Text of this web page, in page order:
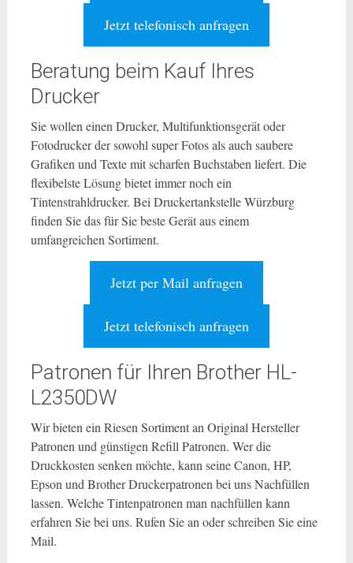
Jetzt telefonisch anfragen
Beratung beim Kauf Ihres
Drucker
Sie wollen einen Drucker, Multifunktionsgerät oder
Fotodrucker der sowohl super Fotos als auch saubere
Grafiken und Texte mit scharfen Buchstaben liefert. Die
flexibelste Lösung bietet immer noch ein
Tintenstrahldrucker. Bei Druckertankstelle Würzburg
finden Sie das für Sie beste Gerät aus einem
umfangreichen Sortiment.
Jetzt per Mail anfragen
Jetzt telefonisch anfragen
Patronen für Ihren Brother HL-
L2350DW
Wir bieten ein Riesen Sortiment an Original Hersteller
Patronen und günstigen Refill Patronen. Wer die
Druckkosten senken möchte, kann seine Canon, HP,
Epson und Brother Druckerpatronen bei uns Nachfüllen
lassen. Welche Tintenpatronen man nachfüllen kann
erfahren Sie bei uns. Rufen Sie an oder schreiben Sie eine
Mail.